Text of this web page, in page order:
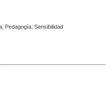
Pedagogía; Sensibilidad